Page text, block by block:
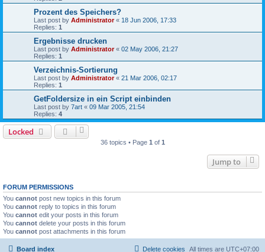
Prozent des Speichers?
Last post by Administrator« 18 Jun 2006, 17:33
Replies: 1
Ergebnisse drucken
Last post by Administrator« 02 May 2006, 21:27
Replies: 1
Verzeichnis-Sortierung
Last post by Administrator« 21 Mar 2006, 02:17
Replies: 1
GetFoldersize in ein Script einbinden
Last post by 7art « 09 Mar 2005, 21:54
Replies: 4
Locked
36 topics • Page 1 of 1
Jump to
FORUM PERMISSIONS
You cannot post new topics in this forum
You cannot reply to topics in this forum
You cannot edit your posts in this forum
You cannot delete your posts in this forum
You cannot post attachments in this forum
Board index All times are UTC+07:00
Delete cookies